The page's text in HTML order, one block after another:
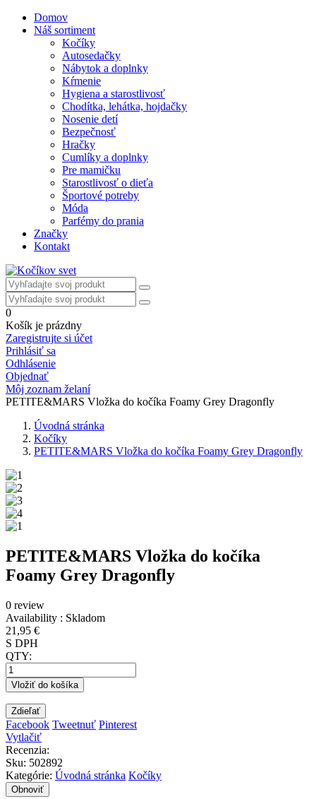
Domov
Náš sortiment
Kočíky
Autosedačky
Nábytok a doplnky
Kŕmenie
Hygiena a starostlivosť
Chodítka, lehátka, hojdačky
Nosenie detí
Bezpečnosť
Hračky
Cumlíky a doplnky
Pre mamičku
Starostlivosť o dieťa
Športové potreby
Móda
Parfémy do prania
Značky
Kontakt
0
Košík je prázdny
Zaregistrujte si účet
Prihlásiť sa
Odhlásenie
Objednať
Môj zoznam želaní
PETITE&MARS Vložka do kočíka Foamy Grey Dragonfly
Úvodná stránka
Kočíky
PETITE&MARS Vložka do kočíka Foamy Grey Dragonfly
PETITE&MARS Vložka do kočíka
Foamy Grey Dragonfly
0 review
Availability : Skladom
21,95 €
S DPH
QTY:
Vložiť do košíka
Zdieľať
Facebook Tweetnuť Pinterest
Vytlačiť
Recenzia:
Sku: 502892
Kategórie: Úvodná stránka Kočíky